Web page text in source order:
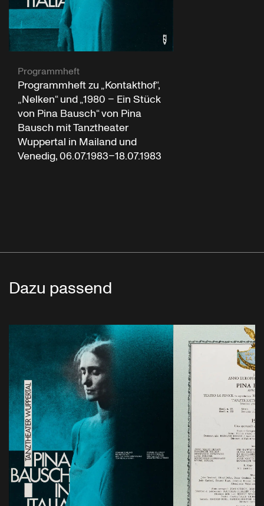
Programmheft
Programmheft zu „Kontakthof“,
„Nelken“ und „1980 – Ein Stück
von Pina Bausch“ von Pina
Bausch mit Tanztheater
Wuppertal in Mailand und
Venedig, 06.07.1983–18.07.1983
Dazu passend